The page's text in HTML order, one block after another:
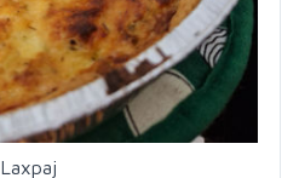
Laxpaj